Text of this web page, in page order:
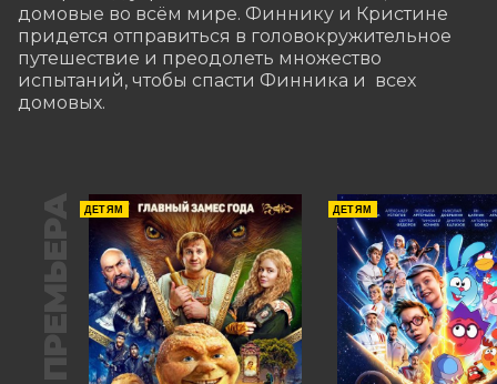
домовые во всём мире. Финнику и Кристине
придется отправиться в головокружительное
путешествие и преодолеть множество
испытаний, чтобы спасти Финника и  всех
домовых.
ПРЕМЬЕРА ДЕТЯМ ДЕТЯМ